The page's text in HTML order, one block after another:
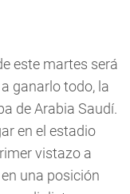
este martes será
ganarlo todo, la
de Arabia Saudí.
en el estadio
vistazo a
una posición